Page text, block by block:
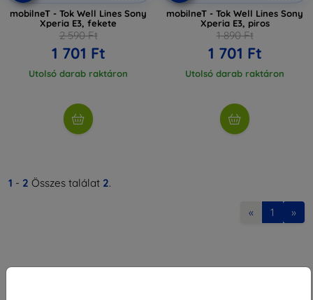
mobilneT - Tok Well Lines Sony
Xperia E3, fekete
2 590 Ft
1 701 Ft
Utolsó darab raktáron
mobilneT - Tok Well Lines Sony
Xperia E3, piros
1 890 Ft
1 701 Ft
Utolsó darab raktáron
1 - 2 Összes találat 2.
« 1 »